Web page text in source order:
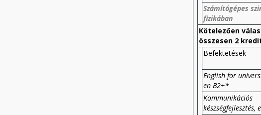
Számítógépes
fizikában
Kötelezően
összesen 2
Befektetések
English for
en B2+*
Kommunikációs
készségfejlesztés,